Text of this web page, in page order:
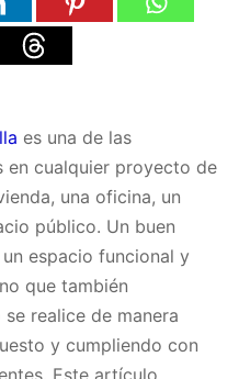
es una de las
en cualquier proyecto de
una oficina, un
público. Un buen
espacio funcional y
que también
realice de manera
y cumpliendo con
Este artículo